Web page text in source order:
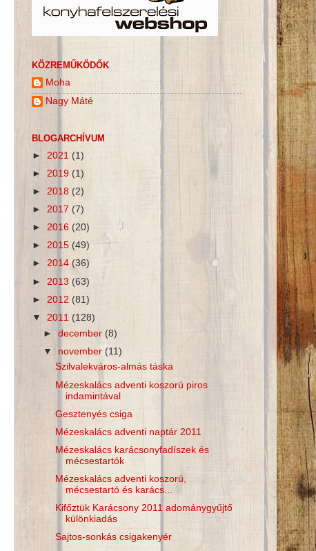
KÖZREMŰKÖDŐK
Moha
Nagy Máté
BLOGARCHÍVUM
► 2021 (1)
► 2019 (1)
► 2018 (2)
► 2017 (7)
► 2016 (20)
► 2015 (49)
► 2014 (36)
► 2013 (63)
► 2012 (81)
▼ 2011 (128)
►december (8)
▼ november(11)
Szilvalekváros-almás táska
Mézeskalács adventi koszorú piros
indamintával
Gesztenyés csiga
Mézeskalács adventi naptár 2011
Mézeskalács karácsonyfadíszek és
mécsestartók
Mézeskalács adventi koszorú,
mécsestartó és karács...
Kifőztük Karácsony 2011 adománygyűjtő
különkiadás
Sajtos-sonkás csigakenyér